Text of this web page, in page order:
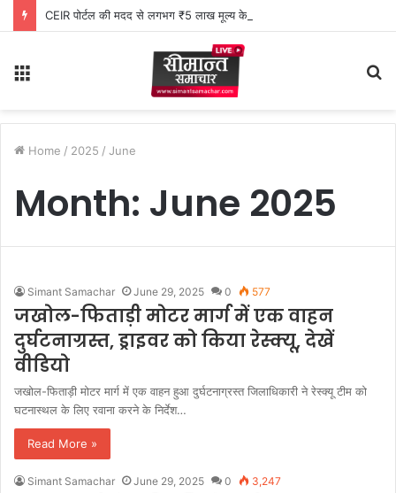
CEIR पोर्टल की मदद से लगभग ₹5 लाख मूल्य के 20 मोबाइल फोन बरामद
Home / 2025 / June
Month: June 2025
Simant Samachar June 29, 2025 0 577
जखोल-फिताड़ी मोटर मार्ग में एक वाहन
दुर्घटनाग्रस्त, ड्राइवर को किया रेस्क्यू, देखें
वीडियो
जखोल-फिताड़ी मोटर मार्ग में एक वाहन हुआ दुर्घटनाग्रस्त जिलाधिकारी ने रेस्क्यू टीम को
घटनास्थल के लिए रवाना करने के निर्देश…
Read More »
Simant Samachar June 29, 2025 0 3,247